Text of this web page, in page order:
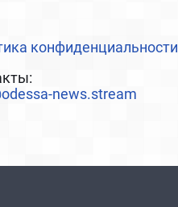
конфиденциальности
news.stream